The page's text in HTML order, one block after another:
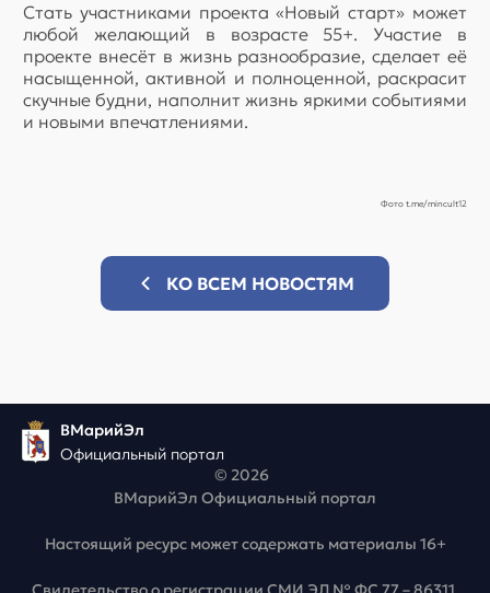
Стать участниками проекта «Новый старт» может
любой желающий в возрасте 55+. Участие в
проекте внесёт в жизнь разнообразие, сделает её
насыщенной, активной и полноценной, раскрасит
скучные будни, наполнит жизнь яркими событиями
и новыми впечатлениями.
Фото t.me/mincult12
КО ВСЕМ НОВОСТЯМ
ВМарийЭл
Официальный портал
© 2026
ВМарийЭл Официальный портал
Настоящий ресурс может содержать материалы 16+